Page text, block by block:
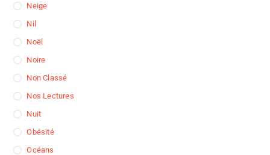
Neige
Nil
Noël
Noire
Non Classé
Nos Lectures
Nuit
Obésité
Océans